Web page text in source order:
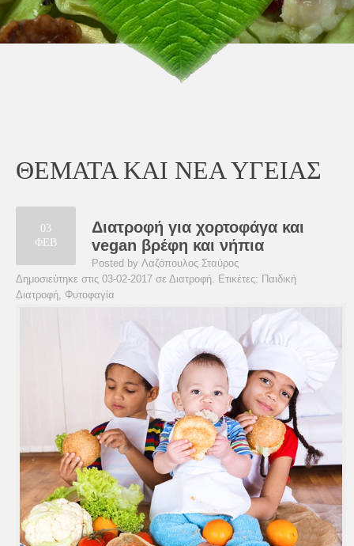
ΘΕΜΑΤΑ ΚΑΙ ΝΕΑ ΥΓΕΙΑΣ
03
ΦΕΒ
Διατροφή για χορτοφάγα και
vegan βρέφη και νήπια
Posted by Λαζόπουλος Σταύρος
Δημοσιεύτηκε στις 03-02-2017 σε Διατροφή. Ετικέτες: Παιδική
Διατροφή, Φυτοφαγία